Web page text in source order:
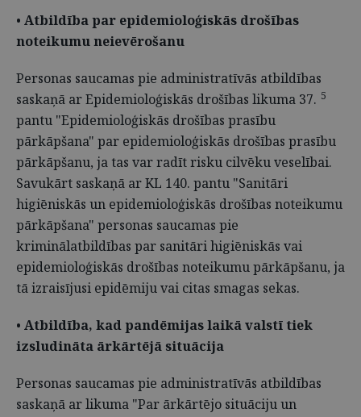
• Atbildība par epidemioloģiskās drošības
noteikumu neievērošanu
Personas saucamas pie administratīvās atbildības
saskaņā ar Epidemioloģiskās drošības likuma 37. 5
pantu "Epidemioloģiskās drošības prasību
pārkāpšana" par epidemioloģiskās drošības prasību
pārkāpšanu, ja tas var radīt risku cilvēku veselībai.
Savukārt saskaņā ar KL 140. pantu "Sanitāri
higiēniskās un epidemioloģiskās drošības noteikumu
pārkāpšana" personas saucamas pie
kriminālatbildības par sanitāri higiēniskās vai
epidemioloģiskās drošības noteikumu pārkāpšanu, ja
tā izraisījusi epidēmiju vai citas smagas sekas.
• Atbildība, kad pandēmijas laikā valstī tiek
izsludināta ārkārtējā situācija
Personas saucamas pie administratīvās atbildības
saskaņā ar likuma "Par ārkārtējo situāciju un